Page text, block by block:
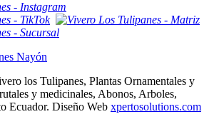
los Tulipanes, Plantas Ornamentales y
y medicinales, Abonos, Arboles,
Ecuador. Diseño Web xpertosolutions.com